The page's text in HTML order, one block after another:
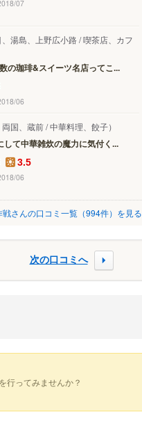
07
湯島、上野広小路 / 喫茶店、カフ
の珈琲&スイーツ名店ってこ...
06
両国、蔵前 / 中華料理、餃子）
して中華雑炊の魔力に気付く...
3.5
06
戦さんの口コミ一覧（994件）を見る
次の口コミへ
行ってみませんか？